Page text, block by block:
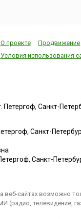
О проекте Продвижение
Условия использования
Санкт-
Санкт-
,Санкт-
сайтах возможно
телевидение,